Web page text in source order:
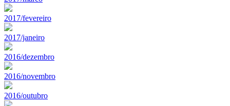
2017/fevereiro
2017/janeiro
2016/dezembro
2016/novembro
2016/outubro